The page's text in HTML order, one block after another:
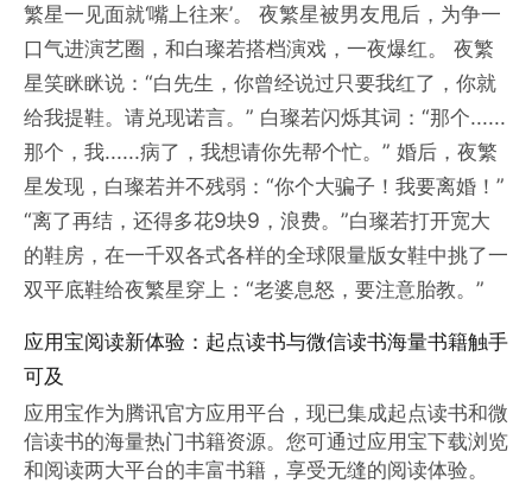
繁星一见面就‘嘴上往来’。 夜繁星被男友甩后，为争一
口气进演艺圈，和白璨若搭档演戏，一夜爆红。 夜繁
星笑眯眯说：“白先生，你曾经说过只要我红了，你就
给我提鞋。请兑现诺言。” 白璨若闪烁其词：“那个......
那个，我......病了，我想请你先帮个忙。” 婚后，夜繁
星发现，白璨若并不残弱：“你个大骗子！我要离婚！”
“离了再结，还得多花9块9，浪费。”白璨若打开宽大
的鞋房，在一千双各式各样的全球限量版女鞋中挑了一
双平底鞋给夜繁星穿上：“老婆息怒，要注意胎教。”
应用宝阅读新体验：起点读书与微信读书海量书籍触手
可及
应用宝作为腾讯官方应用平台，现已集成起点读书和微
信读书的海量热门书籍资源。您可通过应用宝下载浏览
和阅读两大平台的丰富书籍，享受无缝的阅读体验。